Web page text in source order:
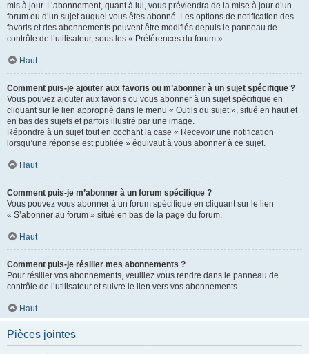
mis à jour. L’abonnement, quant à lui, vous préviendra de la mise à jour d’un
forum ou d’un sujet auquel vous êtes abonné. Les options de notification des
favoris et des abonnements peuvent être modifiés depuis le panneau de
contrôle de l’utilisateur, sous les « Préférences du forum ».
Haut
Comment puis-je ajouter aux favoris ou m’abonner à un sujet spécifique ?
Vous pouvez ajouter aux favoris ou vous abonner à un sujet spécifique en
cliquant sur le lien approprié dans le menu « Outils du sujet », situé en haut et
en bas des sujets et parfois illustré par une image.
Répondre à un sujet tout en cochant la case « Recevoir une notification
lorsqu’une réponse est publiée » équivaut à vous abonner à ce sujet.
Haut
Comment puis-je m’abonner à un forum spécifique ?
Vous pouvez vous abonner à un forum spécifique en cliquant sur le lien
« S’abonner au forum » situé en bas de la page du forum.
Haut
Comment puis-je résilier mes abonnements ?
Pour résilier vos abonnements, veuillez vous rendre dans le panneau de
contrôle de l’utilisateur et suivre le lien vers vos abonnements.
Haut
Pièces jointes